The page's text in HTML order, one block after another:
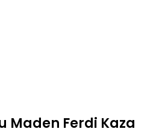
Maden Ferdi Kaza